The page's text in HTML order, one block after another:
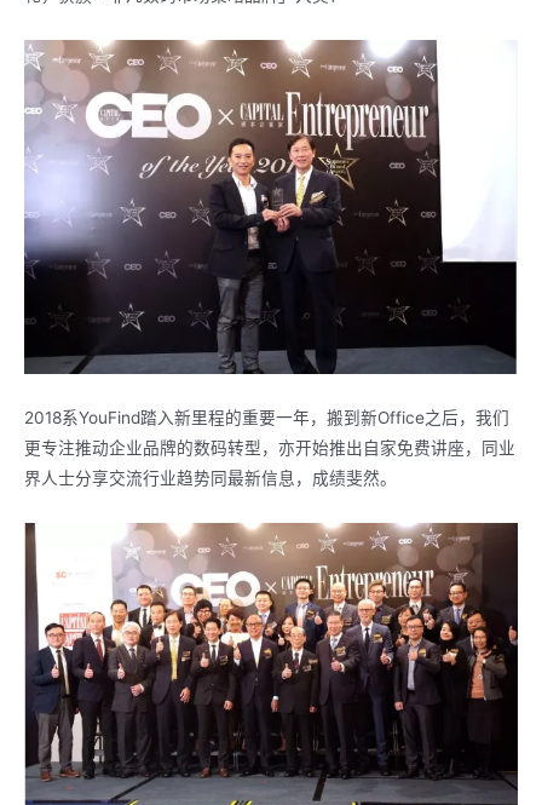
2018系YouFind踏入新里程的重要一年，搬到新Office之后，我们
更专注推动企业品牌的数码转型，亦开始推出自家免费讲座，同业
界人士分享交流行业趋势同最新信息，成绩斐然。